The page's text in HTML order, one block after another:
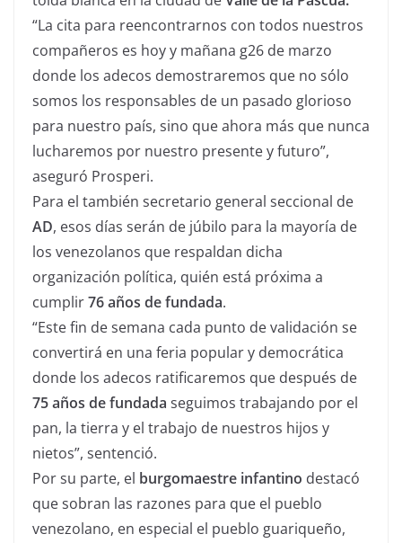
“La cita para reencontrarnos con todos nuestros
compañeros es hoy y mañana g26 de marzo
donde los adecos demostraremos que no sólo
somos los responsables de un pasado glorioso
para nuestro país, sino que ahora más que nunca
lucharemos por nuestro presente y futuro”,
aseguró Prosperi.
Para el también secretario general seccional de
AD, esos días serán de júbilo para la mayoría de
los venezolanos que respaldan dicha
organización política, quién está próxima a
cumplir76 años de fundada.
“Este fin de semana cada punto de validación se
convertirá en una feria popular y democrática
donde los adecos ratificaremos que después de
75 años de fundada seguimos trabajando por el
pan, la tierra y el trabajo de nuestros hijos y
nietos”, sentenció.
Por su parte, el burgomaestre infantino destacó
que sobran las razones para que el pueblo
venezolano, en especial el pueblo guariqueño,